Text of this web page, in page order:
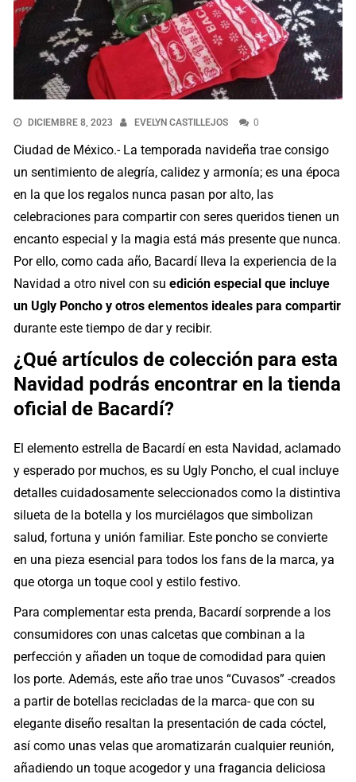
DICIEMBRE 8, 2023 EVELYN CASTILLEJOS 0
Ciudad de México.- La temporada navideña trae consigo
un sentimiento de alegría, calidez y armonía; es una época
en la que los regalos nunca pasan por alto, las
celebraciones para compartir con seres queridos tienen un
encanto especial y la magia está más presente que nunca.
Por ello, como cada año, Bacardí lleva la experiencia de la
Navidad a otro nivel con suedición especial que incluye
un Ugly Poncho y otros elementos ideales para compartir
durante este tiempo de dar y recibir.
¿Qué artículos de colección para esta
Navidad podrás encontrar en la tienda
oficial de Bacardí?
El elemento estrella de Bacardí en esta Navidad, aclamado
y esperado por muchos, es su Ugly Poncho, el cual incluye
detalles cuidadosamente seleccionados como la distintiva
silueta de la botella y los murciélagos que simbolizan
salud, fortuna y unión familiar. Este poncho se convierte
en una pieza esencial para todos los fans de la marca, ya
que otorga un toque cool y estilo festivo.
Para complementar esta prenda, Bacardí sorprende a los
consumidores con unas calcetas que combinan a la
perfección y añaden un toque de comodidad para quien
los porte. Además, este año trae unos “Cuvasos” -creados
a partir de botellas recicladas de la marca- que con su
elegante diseño resaltan la presentación de cada cóctel,
así como unas velas que aromatizarán cualquier reunión,
añadiendo un toque acogedor y una fragancia deliciosa